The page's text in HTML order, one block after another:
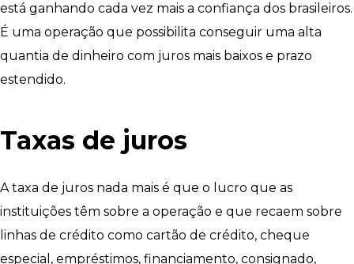
está ganhando cada vez mais a confiança dos brasileiros.
É uma operação que possibilita conseguir uma alta
quantia de dinheiro com juros mais baixos e prazo
estendido.
Taxas de juros
A taxa de juros nada mais é que o lucro que as
instituições têm sobre a operação e que recaem sobre
linhas de crédito como cartão de crédito, cheque
especial, empréstimos, financiamento, consignado,